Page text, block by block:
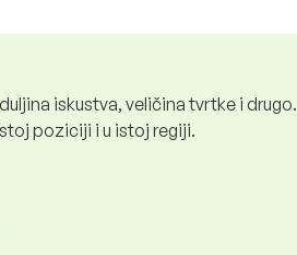
iskustva, veličina tvrtke i drugo.
poziciji i u istoj regiji.